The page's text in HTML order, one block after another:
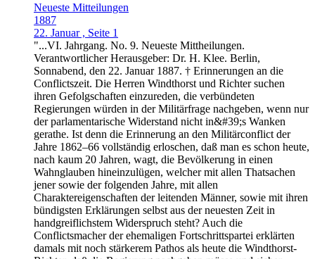
Neueste Mitteilungen
1887
22. Januar , Seite 1
"...VI. Jahrgang. No. 9. Neueste Mittheilungen.
Verantwortlicher Herausgeber: Dr. H. Klee. Berlin,
Sonnabend, den 22. Januar 1887. † Erinnerungen an die
Conflictszeit. Die Herren Windthorst und Richter suchen
ihren Gefolgschaften einzureden, die verbündeten
Regierungen würden in der Militärfrage nachgeben, wenn nur
der parlamentarische Widerstand nicht in&#39;s Wanken
gerathe. Ist denn die Erinnerung an den Militärconflict der
Jahre 1862–66 vollständig erloschen, daß man es schon heute,
nach kaum 20 Jahren, wagt, die Bevölkerung in einen
Wahnglauben hineinzulügen, welcher mit allen Thatsachen
jener sowie der folgenden Jahre, mit allen
Charaktereigenschaften der leitenden Männer, sowie mit ihren
bündigsten Erklärungen selbst aus der neuesten Zeit in
handgreiflichstem Widerspruch steht? Auch die
Conflictsmacher der ehemaligen Fortschrittspartei erklärten
damals mit noch stärkerem Pathos als heute die Windthorst-